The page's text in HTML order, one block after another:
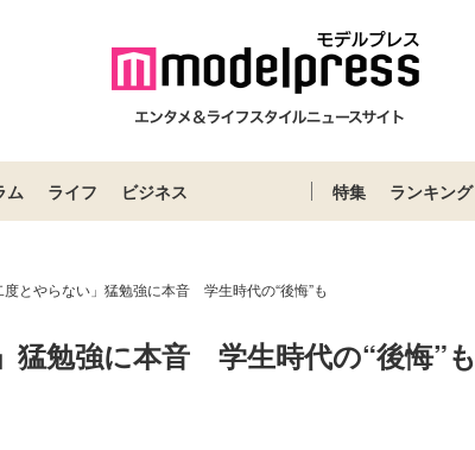
ム ライフ ビジネス 特集 ランキング
とやらない」猛勉強に本音 学生時代の“後悔”も
勉強に本音　学生時代の“後悔”も